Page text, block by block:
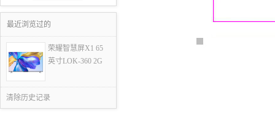
最近浏览过的
荣耀智慧屏X1 65
英寸LOK-360 2G
清除历史记录